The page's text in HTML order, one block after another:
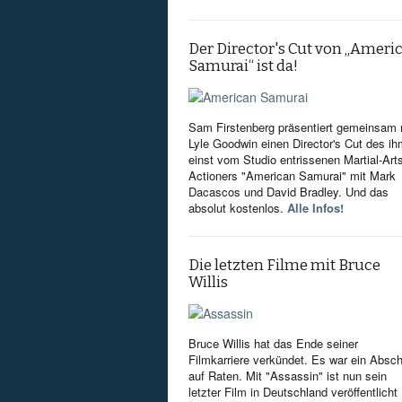
Der Director's Cut von
Samurai“ ist da!
Sam Firstenberg präsentiert gemeinsam
Lyle Goodwin einen Director's Cut des
einst vom Studio entrissenen Martial-
Actioners "American Samurai" mit Mark
Dacascos und David Bradley. Und das
absolut kostenlos. Alle Infos!
Die letzten Filme mit Bruce
Willis
Bruce Willis hat das Ende seiner
Filmkarriere verkündet. Es war ein
auf Raten. Mit "Assassin" ist nun sein
letzter Film in Deutschland veröffentlicht